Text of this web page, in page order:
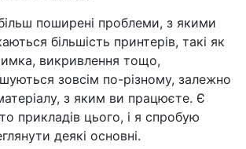
поширені проблеми, з якими
більшість принтерів, такі як
викривлення тощо,
зовсім по-різному, залежно
з яким ви працюєте. Є
прикладів цього, і я спробую
деякі основні.